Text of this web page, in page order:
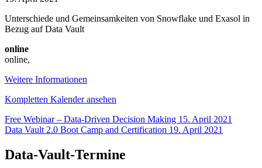
und
Exasol
Unterschiede und Gemeinsamkeiten von Snowflake und Exasol in
Bezug auf Data Vault
online
online,
Weitere Informationen
Kompletten Kalender ansehen
Beitragsnavigation
Free Webinar – Data-Driven Decision Making 15. April 2021
Data Vault 2.0 Boot Camp and Certification 19. April 2021
Data-Vault-Termine